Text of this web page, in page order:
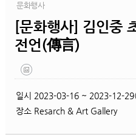
문화행사
[문화행사] 김인중
전언(傳言)
일시 2023-03-16 ~ 2023-12-
장소 Resarch & Art Gallery